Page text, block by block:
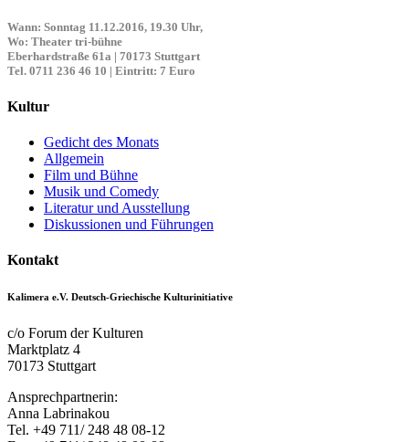
Wann: Sonntag 11.12.2016, 19.30 Uhr,
Wo: Theater tri-bühne
Eberhardstraße 61a | 70173 Stuttgart
Tel. 0711 236 46 10 | Eintritt: 7 Euro
Kultur
Gedicht des Monats
Allgemein
Film und Bühne
Musik und Comedy
Literatur und Ausstellung
Diskussionen und Führungen
Kontakt
Kalimera e.V. Deutsch-Griechische Kulturinitiative
c/o Forum der Kulturen
Marktplatz 4
70173 Stuttgart
Ansprechpartnerin:
Anna Labrinakou
Tel. +49 711/ 248 48 08-12